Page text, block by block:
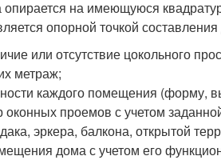
на имеющуюся
опорной точкой
или отсутствие цокольного
метраж;
каждого помещения (форму,
проемов с учетом
эркера, балкона, открытой
дома с учетом его